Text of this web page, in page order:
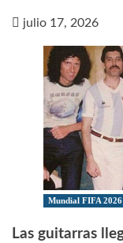
julio 17, 2026
Mundial FIFA 2026
Las guitarras